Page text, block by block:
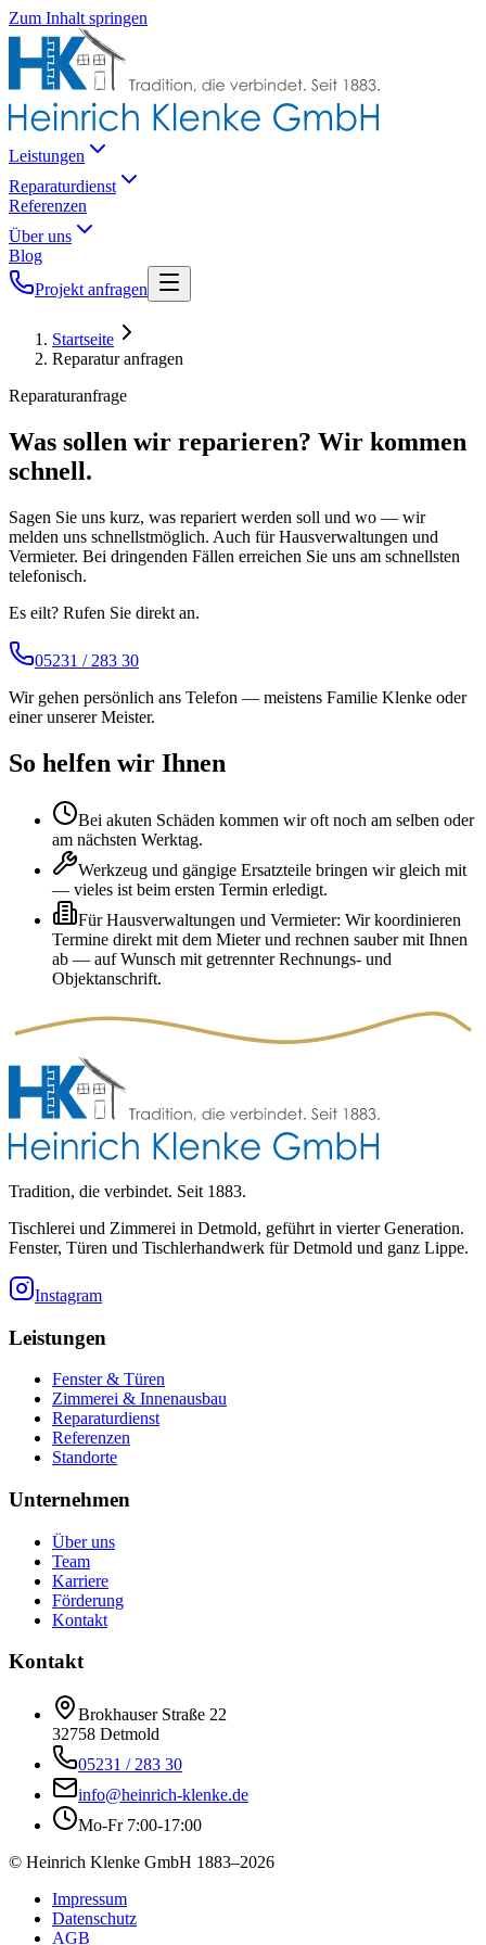
Zum Inhalt springen
Leistungen
Reparaturdienst
Referenzen
Über uns
Blog
Projekt anfragen
Startseite
Reparatur anfragen
Reparaturanfrage
Was sollen wir reparieren? Wir kommen
schnell.
Sagen Sie uns kurz, was repariert werden soll und wo — wir
melden uns schnellstmöglich. Auch für Hausverwaltungen und
Vermieter. Bei dringenden Fällen erreichen Sie uns am schnellsten
telefonisch.
Es eilt? Rufen Sie direkt an.
05231 / 283 30
Wir gehen persönlich ans Telefon — meistens Familie Klenke oder
einer unserer Meister.
So helfen wir Ihnen
Bei akuten Schäden kommen wir oft noch am selben oder
am nächsten Werktag.
Werkzeug und gängige Ersatzteile bringen wir gleich mit
— vieles ist beim ersten Termin erledigt.
Für Hausverwaltungen und Vermieter: Wir koordinieren
Termine direkt mit dem Mieter und rechnen sauber mit Ihnen
ab — auf Wunsch mit getrennter Rechnungs- und
Objektanschrift.
Tradition, die verbindet. Seit 1883.
Tischlerei und Zimmerei in Detmold, geführt in vierter Generation.
Fenster, Türen und Tischlerhandwerk für Detmold und ganz Lippe.
Instagram
Leistungen
Fenster & Türen
Zimmerei & Innenausbau
Reparaturdienst
Referenzen
Standorte
Unternehmen
Über uns
Team
Karriere
Förderung
Kontakt
Kontakt
Brokhauser Straße 22
32758 Detmold
05231 / 283 30
info@heinrich-klenke.de
Mo-Fr 7:00-17:00
© Heinrich Klenke GmbH 1883–2026
Impressum
Datenschutz
AGB